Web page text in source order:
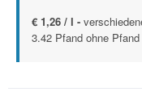
€ 1,26 / l -
3.42 Pfand ohne Pfand